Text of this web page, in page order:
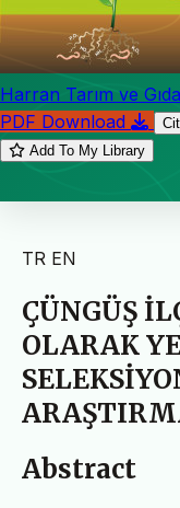
Harran Tarım ve
PDF Download
Add To My Library
TR EN
ÇÜNGÜŞ
OLARAK
Abstract